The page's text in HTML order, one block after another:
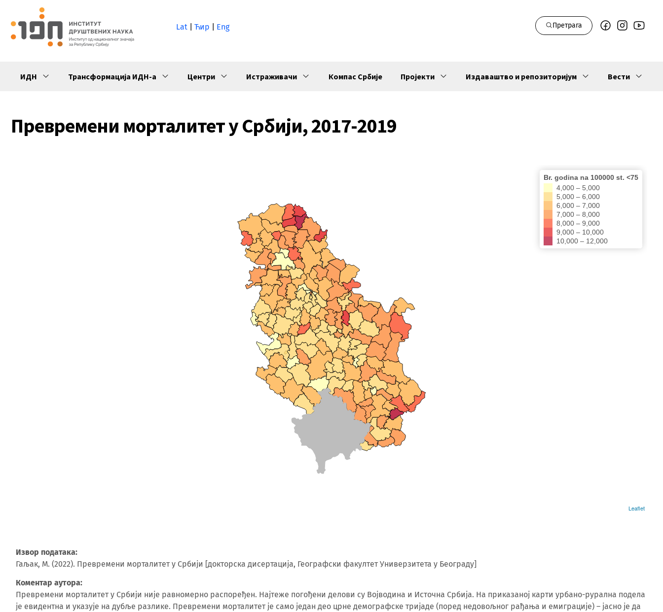
Eng
Lat Ћир Претрага
ИДН Трансформација ИДН-а Центри Истраживачи Компас Србије Пројекти Издаваштво и репозиторијум Вести
Превремени морталитет у Србији, 2017-2019
Извор података:
Гаљак, М. (2022). Превремени морталитет у Србији [докторска дисертација, Географски факултет Универзитета у Београду]
Коментар аутора:
Превремени морталитет у Србији није равномерно распоређен. Најтеже погођени делови су Војводина и Источна Србија. На приказаној карти урбано-рурална подела
је евидентна и указује на дубље разлике. Превремени морталитет је само један део црне демографске тријаде (поред недовољног рађања и емиграције) – јасно је да